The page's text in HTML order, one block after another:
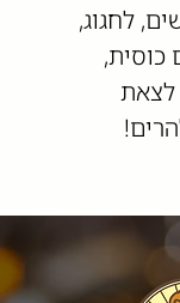
לחגוג,
כוסית,
לצאת